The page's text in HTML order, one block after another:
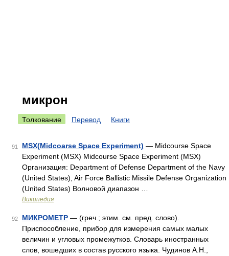
микрон
Толкование Перевод Книги
91 MSX(Midcoarse Space Experiment) — Midcourse Space
Experiment (MSX) Midcourse Space Experiment (MSX)
Организация: Department of Defense Department of the Navy
(United States), Air Force Ballistic Missile Defense Organization
(United States) Волновой диапазон …
Википедия
92 МИКРОМЕТР — (греч.; этим. см. пред. слово).
Приспособление, прибор для измерения самых малых
величин и угловых промежутков. Словарь иностранных
слов, вошедших в состав русского языка. Чудинов А.Н.,